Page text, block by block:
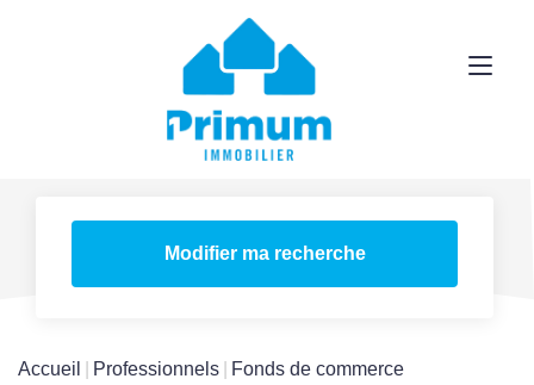
Modifier ma recherche
Accueil Professionnels
Fonds de commerce